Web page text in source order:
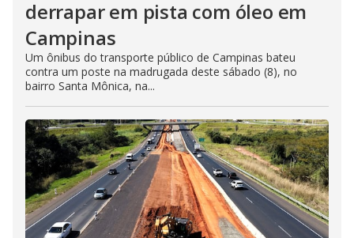
derrapar em pista com óleo em
Campinas
Um ônibus do transporte público de Campinas bateu
contra um poste na madrugada deste sábado (8), no
bairro Santa Mônica, na...